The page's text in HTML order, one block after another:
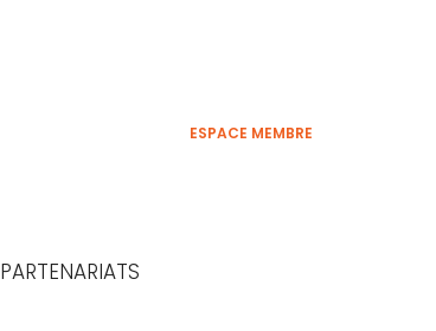
ESPACE MEMBRE
PARTENARIATS